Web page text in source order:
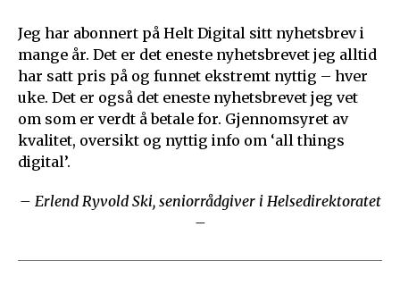
Jeg har abonnert på Helt Digital sitt nyhetsbrev i
mange år. Det er det eneste nyhetsbrevet jeg alltid
har satt pris på og funnet ekstremt nyttig – hver
uke. Det er også det eneste nyhetsbrevet jeg vet
om som er verdt å betale for. Gjennomsyret av
kvalitet, oversikt og nyttig info om ‘all things
digital’.
– Erlend Ryvold Ski, seniorrådgiver i Helsedirektoratet
–